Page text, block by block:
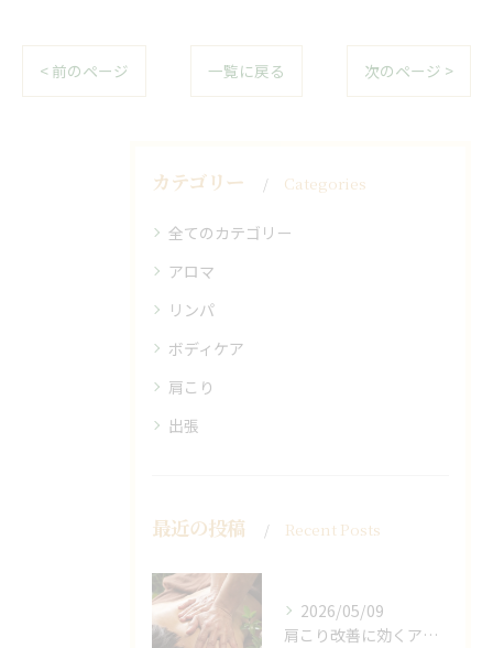
< 前のページ 一覧に戻る 次のページ >
カテゴリー Categories
全てのカテゴリー
アロマ
リンパ
ボディケア
肩こり
出張
最近の投稿 Recent Posts
2026/05/09
肩こり改善に効くアロマリンパの手技と効果